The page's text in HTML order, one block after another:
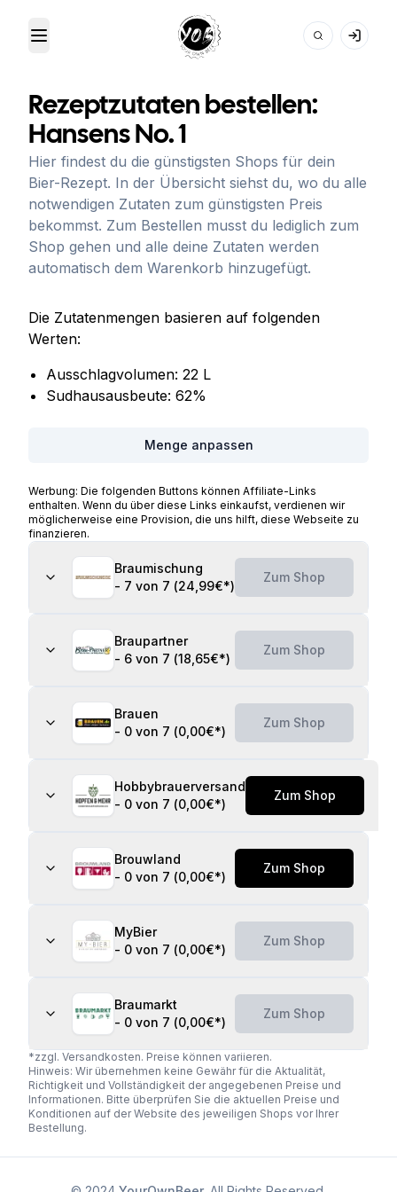
Toggle Menu Your Own Beer
Rezeptzutaten bestellen:
Hansens No. 1
Hier findest du die günstigsten Shops für dein
Bier-Rezept. In der Übersicht siehst du, wo du alle
notwendigen Zutaten zum günstigsten Preis
bekommst. Zum Bestellen musst du lediglich zum
Shop gehen und alle deine Zutaten werden
automatisch dem Warenkorb hinzugefügt.
Die Zutatenmengen basieren auf folgenden
Werten:
Ausschlagvolumen: 22 L
Sudhausausbeute: 62%
Menge anpassen
Werbung: Die folgenden Buttons können Affiliate-Links
enthalten. Wenn du über diese Links einkaufst, verdienen wir
möglicherweise eine Provision, die uns hilft, diese Webseite zu
finanzieren.
Braumischung
- 7 von 7 (24,99€*)
Zum Shop
Braupartner
- 6 von 7 (18,65€*)
Zum Shop
Brauen
- 0 von 7 (0,00€*)
Zum Shop
Hobbybrauerversand
- 0 von 7 (0,00€*)
Zum Shop
Brouwland
- 0 von 7 (0,00€*)
Zum Shop
MyBier
- 0 von 7 (0,00€*)
Zum Shop
Braumarkt
- 0 von 7 (0,00€*)
Zum Shop
*zzgl. Versandkosten. Preise können variieren.
Hinweis: Wir übernehmen keine Gewähr für die Aktualität,
Richtigkeit und Vollständigkeit der angegebenen Preise und
Informationen. Bitte überprüfen Sie die aktuellen Preise und
Konditionen auf der Website des jeweiligen Shops vor Ihrer
Bestellung.